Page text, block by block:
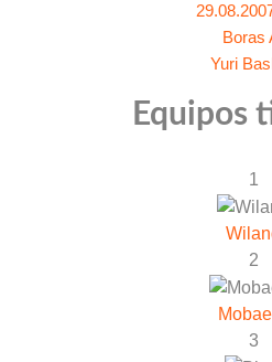
Boras
Yuri
Equipos
1
2
3